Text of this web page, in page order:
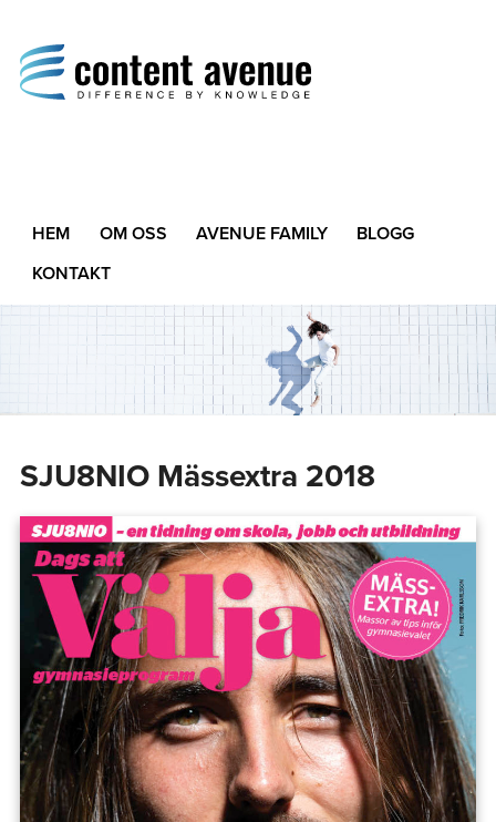
Difference by Knowledge
HEM OM OSS AVENUE FAMILY
BLOGG
KONTAKT
SJU8NIO Mässextra 2018